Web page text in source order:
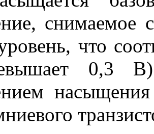
снимаемое
что
0,3